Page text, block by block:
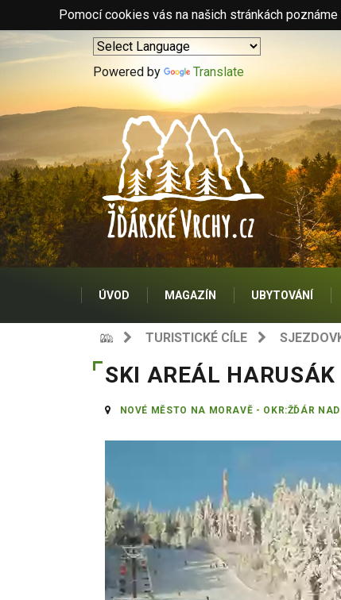
Pomocí cookies vás na našich stránkách
Powered by Translate
ÚVOD MAGAZÍN UBYTOVÁNÍ
TURISTICKÉ CÍLE
SKI AREÁL HARUSÁK
NOVÉ MĚSTO NA MORAVĚ - OKR:ŽĎÁR